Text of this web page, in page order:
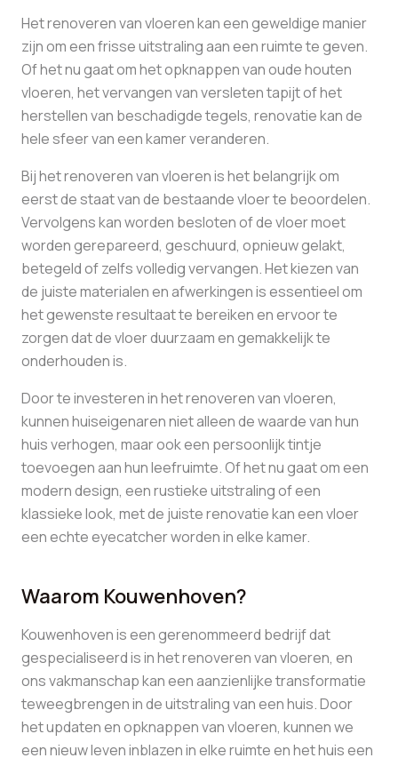
Het renoveren van vloeren kan een geweldige manier
zijn om een frisse uitstraling aan een ruimte te geven.
Of het nu gaat om het opknappen van oude houten
vloeren, het vervangen van versleten tapijt of het
herstellen van beschadigde tegels, renovatie kan de
hele sfeer van een kamer veranderen.
Bij het renoveren van vloeren is het belangrijk om
eerst de staat van de bestaande vloer te beoordelen.
Vervolgens kan worden besloten of de vloer moet
worden gerepareerd, geschuurd, opnieuw gelakt,
betegeld of zelfs volledig vervangen. Het kiezen van
de juiste materialen en afwerkingen is essentieel om
het gewenste resultaat te bereiken en ervoor te
zorgen dat de vloer duurzaam en gemakkelijk te
onderhouden is.
Door te investeren in het renoveren van vloeren,
kunnen huiseigenaren niet alleen de waarde van hun
huis verhogen, maar ook een persoonlijk tintje
toevoegen aan hun leefruimte. Of het nu gaat om een
modern design, een rustieke uitstraling of een
klassieke look, met de juiste renovatie kan een vloer
een echte eyecatcher worden in elke kamer.
Waarom Kouwenhoven?
Kouwenhoven is een gerenommeerd bedrijf dat
gespecialiseerd is in het renoveren van vloeren, en
ons vakmanschap kan een aanzienlijke transformatie
teweegbrengen in de uitstraling van een huis. Door
het updaten en opknappen van vloeren, kunnen we
een nieuw leven inblazen in elke ruimte en het huis een